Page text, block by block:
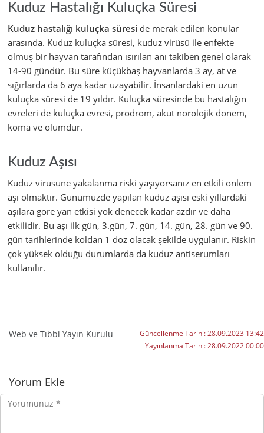
Kuduz Hastalığı Kuluçka Süresi
Kuduz hastalığı kuluçka süresi de merak edilen konular
arasında. Kuduz kuluçka süresi, kuduz virüsü ile enfekte
olmuş bir hayvan tarafından ısırılan anı takiben genel olarak
14-90 gündür. Bu süre küçükbaş hayvanlarda 3 ay, at ve
sığırlarda da 6 aya kadar uzayabilir. İnsanlardaki en uzun
kuluçka süresi de 19 yıldır. Kuluçka süresinde bu hastalığın
evreleri de kuluçka evresi, prodrom, akut nörolojik dönem,
koma ve ölümdür.
Kuduz Aşısı
Kuduz virüsüne yakalanma riski yaşıyorsanız en etkili önlem
aşı olmaktır. Günümüzde yapılan kuduz aşısı eski yıllardaki
aşılara göre yan etkisi yok denecek kadar azdır ve daha
etkilidir. Bu aşı ilk gün, 3.gün, 7. gün, 14. gün, 28. gün ve 90.
gün tarihlerinde koldan 1 doz olacak şekilde uygulanır. Riskin
çok yüksek olduğu durumlarda da kuduz antiserumları
kullanılır.
Web ve Tıbbi Yayın Kurulu Güncellenme Tarihi:28.09.2023 13:42
Yayınlanma Tarihi:28.09.2022 00:00
Yorumlar
Yorum Ekle
Yorumunuz